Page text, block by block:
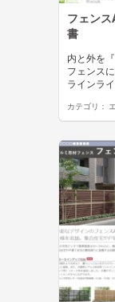
フェン
書
内と外を
フェンス
ラインラ
カテゴリ：